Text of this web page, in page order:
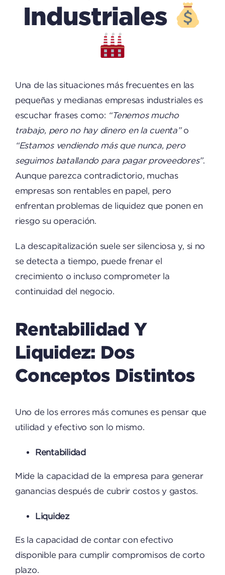
Industriales
Una de las situaciones más frecuentes en las
pequeñas y medianas empresas industriales es
escuchar frases como: “Tenemos mucho
trabajo, pero no hay dinero en la cuenta”o
“Estamos vendiendo más que nunca, pero
seguimos batallando para pagar proveedores”.
Aunque parezca contradictorio, muchas
empresas son rentables en papel, pero
enfrentan problemas de liquidez que ponen en
riesgo su operación.
La descapitalización suele ser silenciosa y, si no
se detecta a tiempo, puede frenar el
crecimiento o incluso comprometer la
continuidad del negocio.
Rentabilidad Y
Liquidez: Dos
Conceptos Distintos
Uno de los errores más comunes es pensar que
utilidad y efectivo son lo mismo.
Rentabilidad
Mide la capacidad de la empresa para generar
ganancias después de cubrir costos y gastos.
Liquidez
Es la capacidad de contar con efectivo
disponible para cumplir compromisos de corto
plazo.